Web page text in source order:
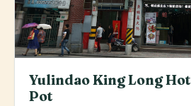
Yulindao King Long Hot
Pot